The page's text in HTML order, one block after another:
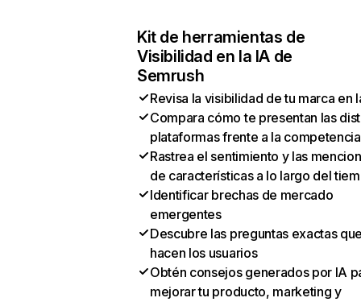
Kit de herramientas de
Visibilidad en la IA de
Semrush
Revisa la visibilidad de tu marca en
Compara cómo te presentan las
plataformas frente a la competencia
Rastrea el sentimiento y las
de características a lo largo del
Identificar brechas de mercado
emergentes
Descubre las preguntas exactas
hacen los usuarios
Obtén consejos generados por IA
mejorar tu producto, marketing y